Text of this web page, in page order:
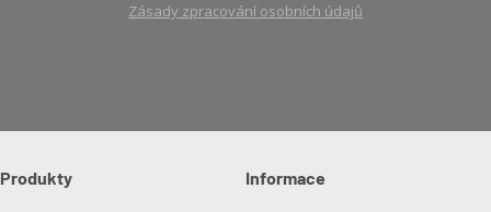
Zásady zpracování osobních údajů
Produkty Informace